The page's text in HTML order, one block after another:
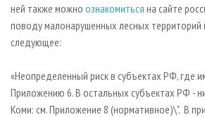
ней также можно ознакомиться на сайте
поводу малонарушенных лесных территорий
следующее:
«Неопределенный риск в субъектах РФ, где
Приложению 6. В остальных субъектах РФ -
Коми: см. Приложение 8 (нормативное)\". В